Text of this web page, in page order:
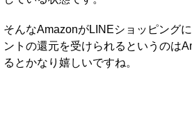
そんなAmazonがLINEショッピング
ントの還元を受けられるというのは
るとかなり嬉しいですね。